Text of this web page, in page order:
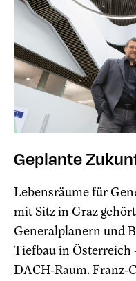
Geplante
Lebensräume für
mit Sitz in Graz
Generalplanern und
Tiefbau in Österreich
DACH-Raum. Franz-